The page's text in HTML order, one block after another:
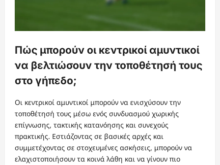
Πώς μπορούν οι κεντρικοί αμυντικοί
να βελτιώσουν την τοποθέτησή τους
στο γήπεδο;
Οι κεντρικοί αμυντικοί μπορούν να ενισχύσουν την
τοποθέτησή τους μέσω ενός συνδυασμού χωρικής
επίγνωσης, τακτικής κατανόησης και συνεχούς
πρακτικής. Εστιάζοντας σε βασικές αρχές και
συμμετέχοντας σε στοχευμένες ασκήσεις, μπορούν να
ελαχιστοποιήσουν τα κοινά λάθη και να γίνουν πιο